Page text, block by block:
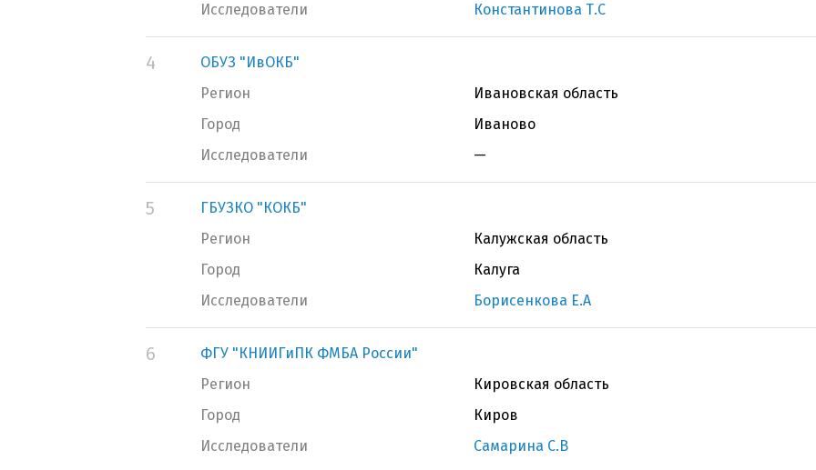
Исследователи
Константинова Т.С
4
ОБУЗ "ИвОКБ"
Регион
Ивановская область
Город
Иваново
Исследователи
—
5
ГБУЗКО "КОКБ"
Регион
Калужская область
Город
Калуга
Исследователи
Борисенкова Е.А
6
ФГУ "КНИИГиПК ФМБА России"
Регион
Кировская область
Город
Киров
Исследователи
Самарина С.В